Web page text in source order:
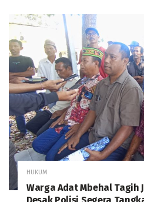
HUKUM
Warga Adat Mbehal Tagih